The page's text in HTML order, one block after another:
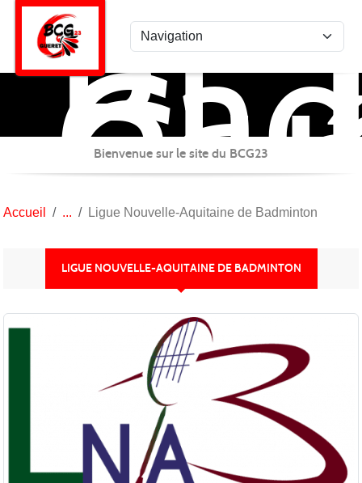
Bienvenue sur le site du BCG23
Accueil Ligue Nouvelle-Aquitaine de Badminton
LIGUE NOUVELLE-AQUITAINE DE BADMINTON
Panneau de gestion des cookies